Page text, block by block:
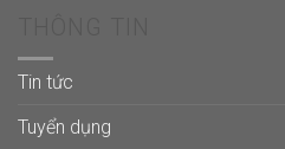
Tin tức
Tuyển dụng